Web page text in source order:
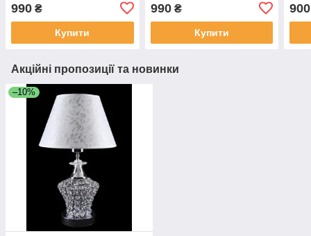
990 ₴
Купити
990₴
Купити
900
Акційні пропозиції та новинки
–10%